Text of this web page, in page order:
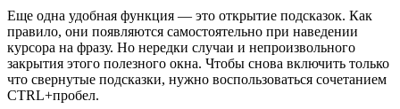
Еще одна удобная функция — это открытие подсказок. Как
правило, они появляются самостоятельно при наведении
курсора на фразу. Но нередки случаи и непроизвольного
закрытия этого полезного окна. Чтобы снова включить только
что свернутые подсказки, нужно воспользоваться сочетанием
CTRL+пробел.